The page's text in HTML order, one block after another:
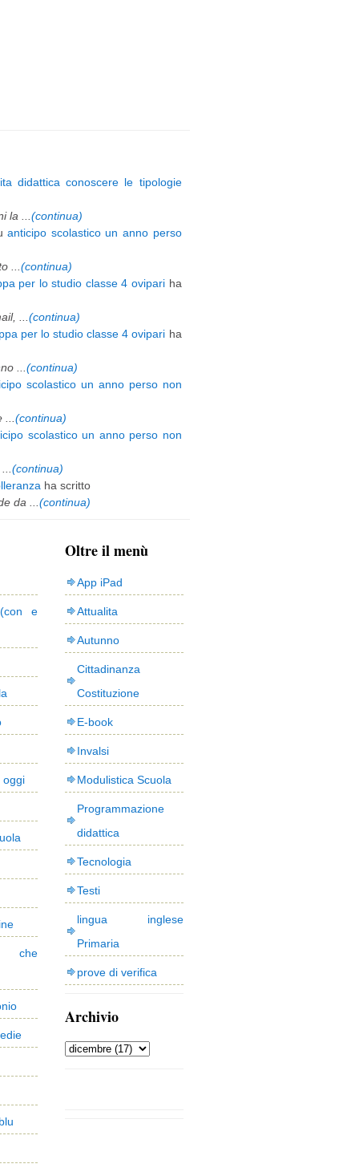
didattica conoscere le tipologie
la ... (continua)
anticipo scolastico un anno perso
... (continua)
per lo studio classe 4 ovipariha
... (continua)
per lo studio classe 4 ovipari ha
... (continua)
scolastico un anno perso non
(continua)
scolastico un anno perso non
(continua)
ha scritto
da ... (continua)
e
oggi
che
Oltre il menù
App iPad
Attualita
Autunno
Cittadinanza
Costituzione
E-book
Invalsi
Modulistica Scuola
Programmazione
didattica
Tecnologia
Testi
lingua inglese
Primaria
prove di verifica
Archivio